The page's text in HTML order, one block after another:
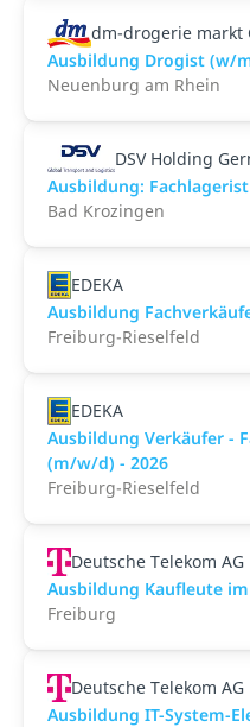
dm-drogerie markt
Ausbildung Drogist (w/
Neuenburg am Rhein
DSV Holding
Ausbildung:
Bad Krozingen
EDEKA
Ausbildung
Freiburg-Rieselfeld
EDEKA
Ausbildung Verkäufer -
(m/w/d) - 2026
Freiburg-Rieselfeld
Deutsche Telekom AG
Ausbildung Kaufleute
Freiburg
Deutsche Telekom AG
Ausbildung IT-System-